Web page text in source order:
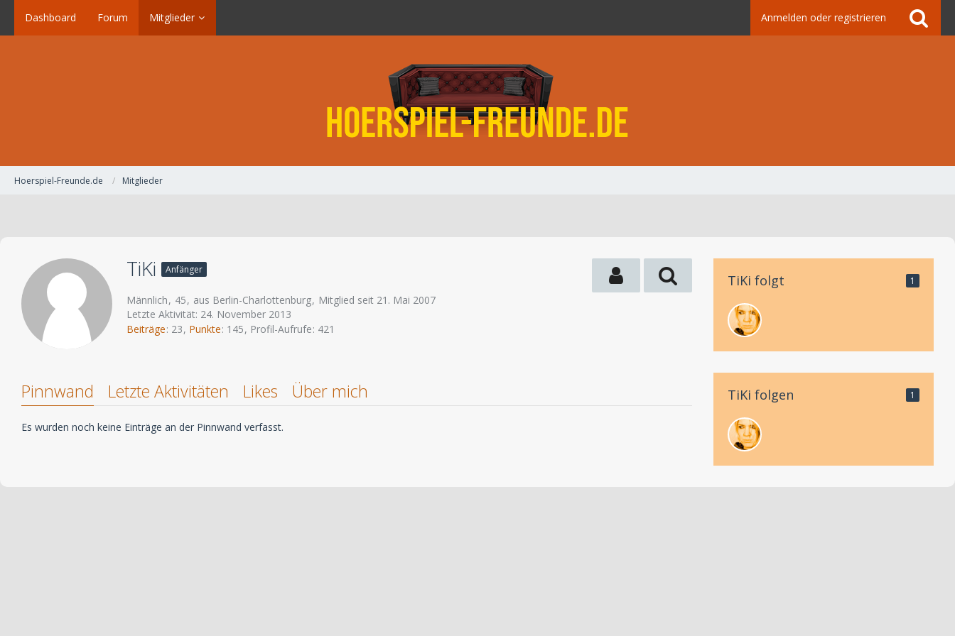
Dashboard Forum Mitglieder Anmelden oder registrieren
Hoerspiel-Freunde.de Mitglieder
TiKi Anfänger
Männlich 45 aus Berlin-Charlottenburg
Mitglied seit 21. Mai 2007
Letzte Aktivität: 24. November 2013
Beiträge 23 Punkte 145 Profil-Aufrufe 421
Pinnwand Letzte Aktivitäten Likes Über mich
Es wurden noch keine Einträge an der Pinnwand verfasst.
TiKi folgt 1
TiKi folgen 1